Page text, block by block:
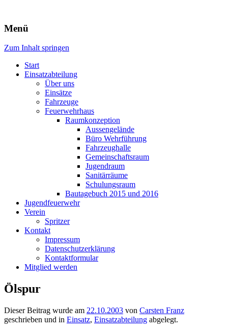
Freiwillige Feuerwehr Rodheim
v.d.H.
Menü
Zum Inhalt springen
Start
Einsatzabteilung
Über uns
Einsätze
Fahrzeuge
Feuerwehrhaus
Raumkonzeption
Aussengelände
Büro Wehrführung
Fahrzeughalle
Gemeinschaftsraum
Jugendraum
Sanitärräume
Schulungsraum
Bautagebuch 2015 und 2016
Jugendfeuerwehr
Verein
Spritzer
Kontakt
Impressum
Datenschutzerklärung
Kontaktformular
Mitglied werden
Ölspur
Dieser Beitrag wurde am 22.10.2003 von Carsten Franz
geschrieben und in Einsatz, Einsatzabteilung abgelegt.